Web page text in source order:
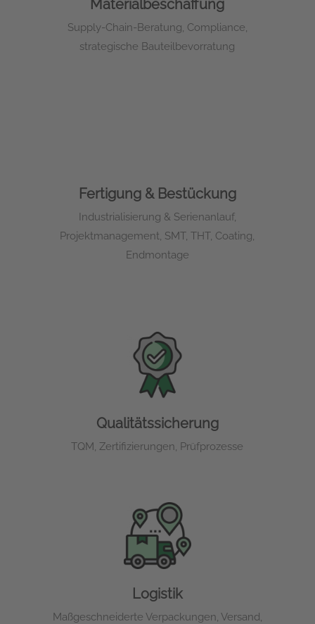
Materialbeschaffung
Supply-Chain-Beratung, Compliance,
strategische Bauteilbevorratung
Fertigung & Bestückung
Industrialisierung & Serienanlauf,
Projektmanagement, SMT, THT, Coating,
Endmontage
Qualitätssicherung
TQM, Zertifizierungen, Prüfprozesse
Logistik
Maßgeschneiderte Verpackungen, Versand,